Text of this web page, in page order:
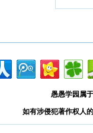
愚愚学园属
如有涉侵犯著作权人